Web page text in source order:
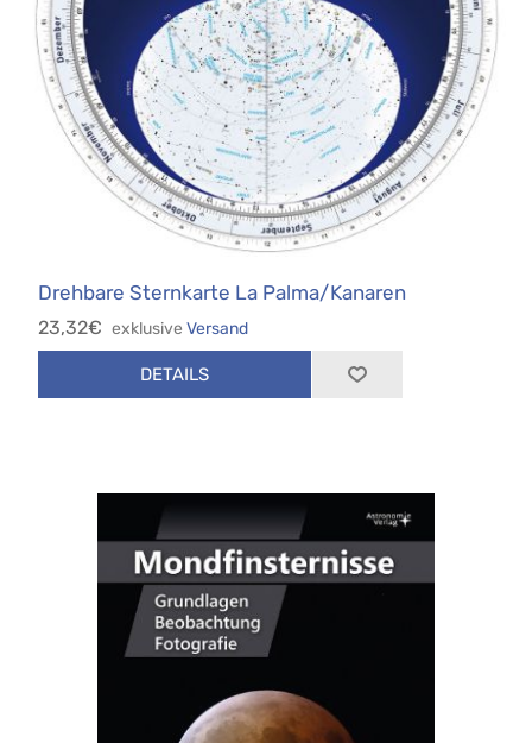
Drehbare Sternkarte La Palma/Kanaren
23,32€ exklusiveVersand
DETAILS